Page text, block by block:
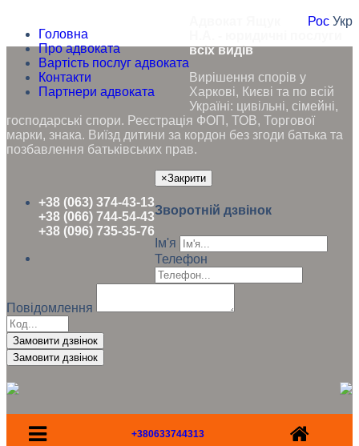
Головна
Про адвоката
Вартість послуг адвоката
Контакти
Партнери адвоката
Рос Укр
всіх видів
Вирішення спорів у
Харкові, Києві та по всій
Україні: цивільні, сімейні,
господарські спори. Реєстрація ФОП, ТОВ, Торгової
марки, знака. Виїзд дитини за кордон без згоди батька та
позбавлення батьківських прав.
+38 (063) 374-43-13
+38 (066) 744-54-43
+38 (096) 735-35-76
×Закрити
Зворотній дзвінок
Ім'я
Телефон
Повідомлення
Замовити дзвінок
+380633744313